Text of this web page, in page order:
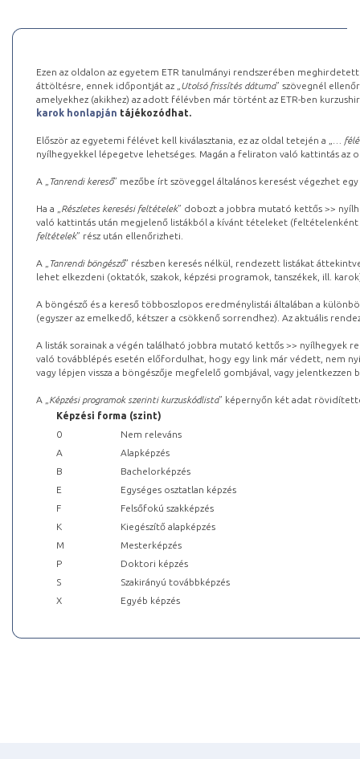
Ezen az oldalon az egyetem ETR tanulmányi rendszerében
áttöltésre, ennek időpontját az „ Utolsó frissítés dátuma” szövegnél
amelyekhez (akikhez) az adott félévben már történt az ETR-ben
karok honlapján tájékozódhat.
Először az egyetemi félévet kell kiválasztania, ez az oldal tetején a „
…
nyílhegyekkel lépegetve lehetséges. Magán a feliraton való kattintás az
A „ Tanrendi kereső” mezőbe írt szöveggel általános keresést végezhet
Ha a „ Részletes keresési feltételek” dobozt a jobbra mutató kettős >>
való kattintás után megjelenő listákból a kívánt tételeket (feltételenként
feltételek” rész után ellenőrizheti.
A „ Tanrendi böngésző” részben keresés nélkül, rendezett listákat
lehet elkezdeni (oktatók, szakok, képzési programok, tanszékek, ill.
A böngésző és a kereső többoszlopos eredménylistái általában a
(egyszer az emelkedő, kétszer a csökkenő sorrendhez). Az aktuális
A listák sorainak a végén található jobbra mutató kettős >> nyílhegyek
való továbblépés esetén előfordulhat, hogy egy link már védett, nem
vagy lépjen vissza a böngészője megfelelő gombjával, vagy
A „ Képzési programok szerinti kurzuskódlista” képernyőn két adat
Képzési forma (szint)
0
Nem releváns
A
Alapképzés
B
Bachelorképzés
E
Egységes osztatlan képzés
F
Felsőfokú szakképzés
K
Kiegészítő alapképzés
M
Mesterképzés
P
Doktori képzés
S
Szakirányú továbbképzés
X
Egyéb képzés